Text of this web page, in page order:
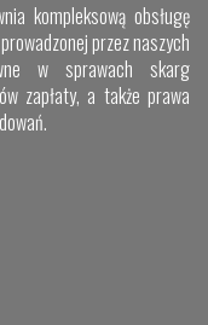
kompleksową obsługę
przez naszych
w sprawach skarg
zapłaty, a także prawa